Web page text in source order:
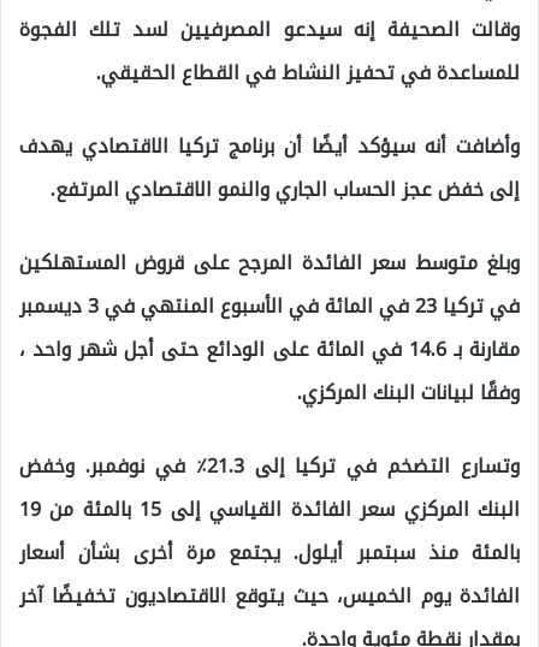
وقالت الصحيفة إنه سيدعو المصرفيين لسد تلك الفجوة
للمساعدة في تحفيز النشاط في القطاع الحقيقي.
وأضافت أنه سيؤكد أيضًا أن برنامج تركيا الاقتصادي يهدف
إلى خفض عجز الحساب الجاري والنمو الاقتصادي المرتفع.
وبلغ متوسط سعر الفائدة المرجح على قروض المستهلكين
في تركيا 23 في المائة في الأسبوع المنتهي في 3 ديسمبر
مقارنة بـ 14.6 في المائة على الودائع حتى أجل شهر واحد ،
وفقًا لبيانات البنك المركزي.
وتسارع التضخم في تركيا إلى 21.3٪ في نوفمبر. وخفض
البنك المركزي سعر الفائدة القياسي إلى 15 بالمئة من 19
بالمئة منذ سبتمبر أيلول. يجتمع مرة أخرى بشأن أسعار
الفائدة يوم الخميس، حيث يتوقع الاقتصاديون تخفيضًا آخر
بمقدار نقطة مئوية واحدة.